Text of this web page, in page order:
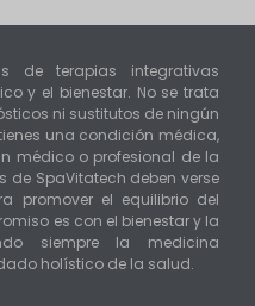
de terapias integrativas
y el bienestar. No se trata
ni sustitutos de ningún
una condición médica,
médico o profesional de la
SpaVitatech deben verse
promover el equilibrio del
es con el bienestar y la
siempre la medicina
holístico de la salud.